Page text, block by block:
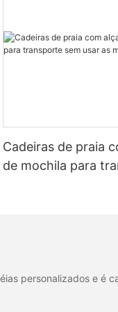
Cadeiras de praia
de mochila para
personalizados e é